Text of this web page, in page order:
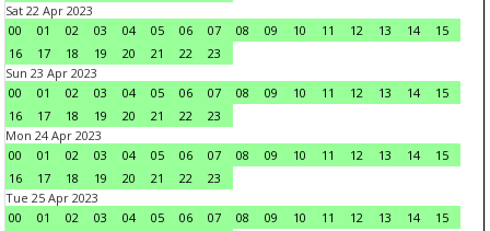
Sat 22 Apr 2023
00
01 02 03 04 05 06 07 08 09 10 11 12 13 14
15
16
17 18 19 20 21 22
23
Sun 23 Apr 2023
00
01 02 03 04 05 06 07 08 09 10 11 12 13 14
15
16
17 18 19 20 21 22
23
Mon 24 Apr 2023
00
01 02 03 04 05 06 07 08 09 10 11 12 13 14
15
16
17 18 19 20 21 22
23
Tue 25 Apr 2023
00
01 02 03 04 05 06 07 08 09 10 11 12 13 14
15